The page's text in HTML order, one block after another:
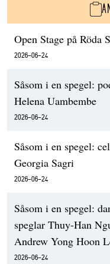
Open Stage på Röda
2026-06-24
Såsom i en spegel:
Helena Uambembe
2026-06-24
Såsom i en spegel:
Georgia Sagri
2026-06-24
Såsom i en spegel:
speglar Thuy-Han
Andrew Yong Hoon
2026-06-24